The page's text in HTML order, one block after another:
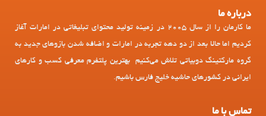
درباره ما
ما کارمان را از سال 2005 در زمینه تولید محتوای تبلیغاتی در امارات آغاز
کردیم اما حالا بعد از دو دهه تجربه در امارات و اضافه شدن بازوهای جدید به
گروه مارکتینگ دوبیاتی تلاش می‌کنیم بهترین پلتفرم معرفی کسب و کارهای
ایرانی در کشورهای حاشیه خلیج فارس باشیم.
تماس با ما